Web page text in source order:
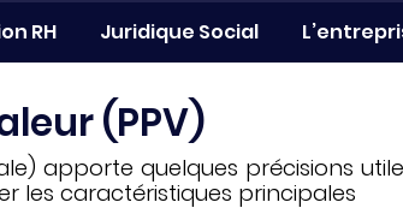
RH Juridique Social
(PPV)
apporte quelques précisions
les caractéristiques principales